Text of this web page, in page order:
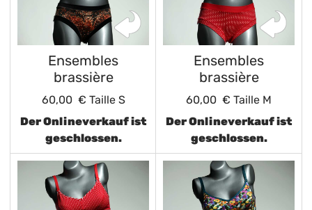
Ensembles
brassière
60,00 € Taille S
Der Onlineverkauf ist
geschlossen.
Ensembles
brassière
60,00 € Taille M
Der Onlineverkauf ist
geschlossen.